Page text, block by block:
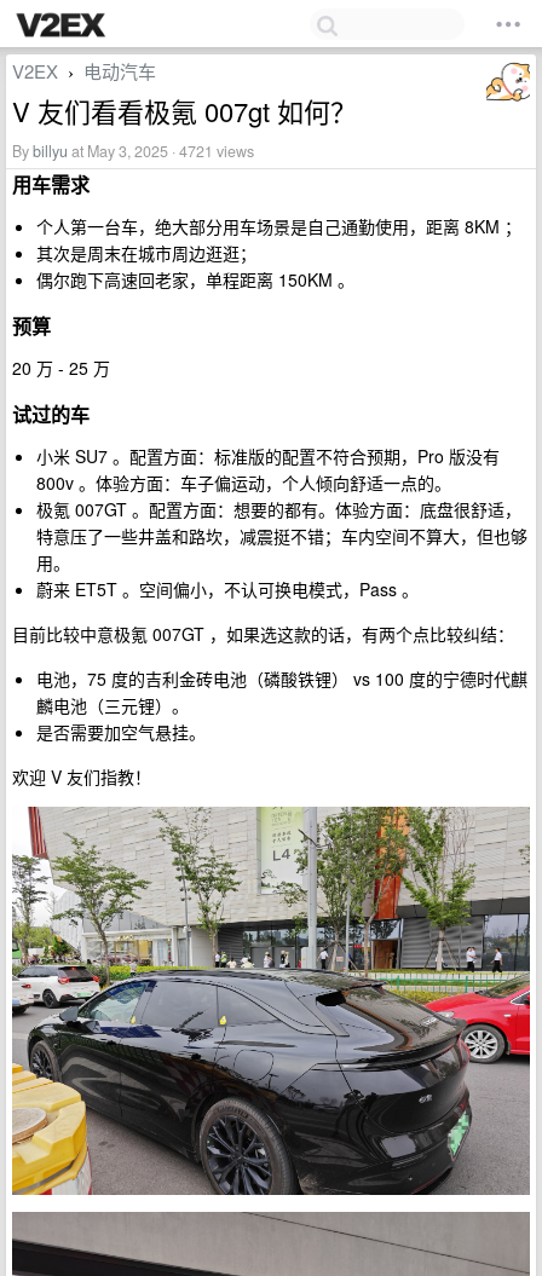
V2EX › 电动汽车
V 友们看看极氪 007gt 如何？
Bybillyu at May 3, 2025 · 4721 views
用车需求
个人第一台车，绝大部分用车场景是自己通勤使用，距离 8KM ；
其次是周末在城市周边逛逛；
偶尔跑下高速回老家，单程距离 150KM 。
预算
20 万 - 25 万
试过的车
小米 SU7 。配置方面：标准版的配置不符合预期，Pro 版没有
800v 。体验方面：车子偏运动，个人倾向舒适一点的。
极氪 007GT 。配置方面：想要的都有。体验方面：底盘很舒适，
特意压了一些井盖和路坎，减震挺不错；车内空间不算大，但也够
用。
蔚来 ET5T 。空间偏小，不认可换电模式，Pass 。
目前比较中意极氪 007GT ，如果选这款的话，有两个点比较纠结：
电池，75 度的吉利金砖电池（磷酸铁锂） vs 100 度的宁德时代麒
麟电池（三元锂）。
是否需要加空气悬挂。
欢迎 V 友们指教！